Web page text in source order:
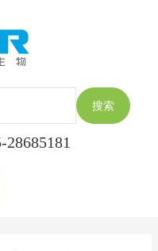
搜索